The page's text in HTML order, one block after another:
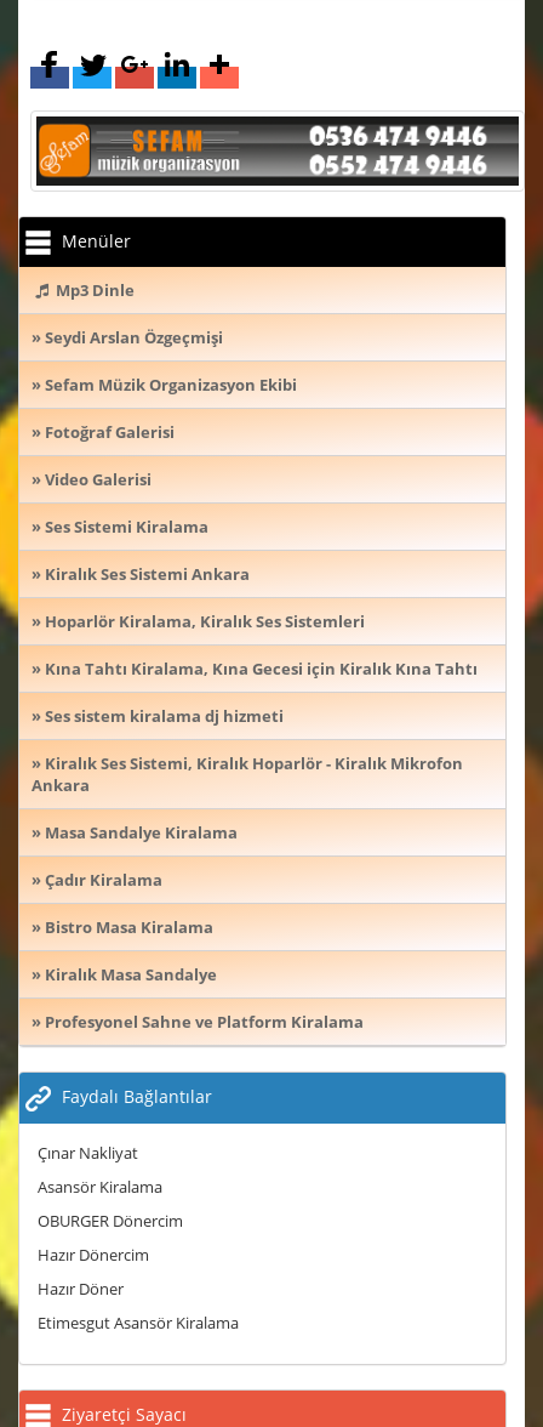
Menüler
Mp3 Dinle
» Seydi Arslan Özgeçmişi
» Sefam Müzik Organizasyon Ekibi
» Fotoğraf Galerisi
» Video Galerisi
» Ses Sistemi Kiralama
» Kiralık Ses Sistemi Ankara
» Hoparlör Kiralama, Kiralık Ses Sistemleri
» Kına Tahtı Kiralama, Kına Gecesi için Kiralık Kına Tahtı
» Ses sistem kiralama dj hizmeti
» Kiralık Ses Sistemi, Kiralık Hoparlör - Kiralık Mikrofon
Ankara
» Masa Sandalye Kiralama
» Çadır Kiralama
» Bistro Masa Kiralama
» Kiralık Masa Sandalye
» Profesyonel Sahne ve Platform Kiralama
Faydalı Bağlantılar
Çınar Nakliyat
Asansör Kiralama
OBURGER Dönercim
Hazır Dönercim
Hazır Döner
Etimesgut Asansör Kiralama
Ziyaretçi Sayacı